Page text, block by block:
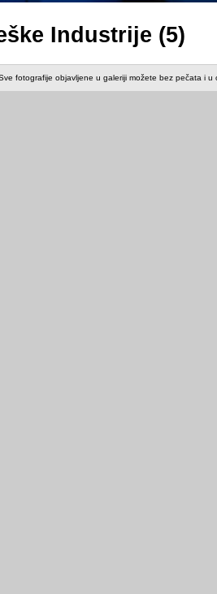
Industrije (5)
Sve fotografije objavljene u galeriji možete bez pečata i